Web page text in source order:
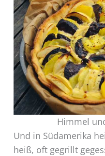
Himmel
Und in Südamerika
heiß, oft gegrillt